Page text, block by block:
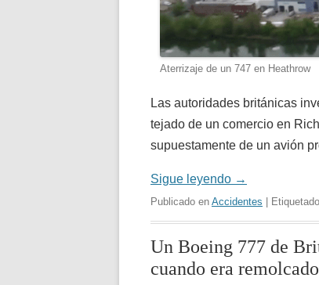
Aterrizaje de un 747 en Heathrow
Las autoridades británicas
tejado de un comercio en
supuestamente de un avión
Sigue leyendo →
Publicado en Accidentes | Etiquetado
Un Boeing 777 de
cuando era